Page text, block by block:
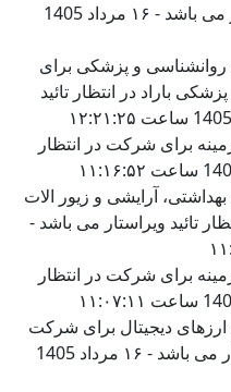
فرزین در انتظار تائید ویراستار می باشد - ۱۶ مرداد 1405
روانشناسی و پزشکی برای
باراد در انتظار تائید
برای شرکت در انتظار
آرایشی و زیور الات
تائید ویراستار می باشد -
برای شرکت در انتظار
ارزهای دیجیتال برای شرکت
fenefx در انتظار تائید ویراستار می باشد - ۱۶ مرداد 1405